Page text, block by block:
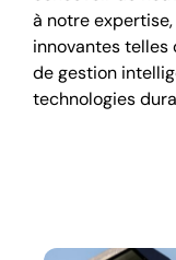
à notre
innovantes telles
de gestion
technologies